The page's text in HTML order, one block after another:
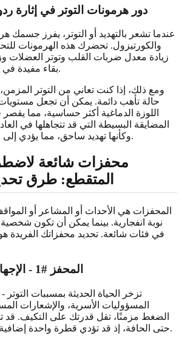
دور هرمونات التوتر في إثارة
عندما تشعر بالتهديد أو التوتر، يفرز جسمك
والكورتيزول. تحضرك هذه الهرمونات
زيادة معدل ضربات القلب وتوتر العضلات
بقاء مفيدة في المواقف الخطيرة حقًا.
ومع ذلك، إذا كنت تعاني من التوتر
حالة تأهب دائمة. يمكن أن تجعل مستويات
اللوزة الدماغية أكثر حساسية، مما يقصر
المضايقة البسيطة التي قد تتجاهلها في
وكأنها تهديد ساحق، مما يؤدي إلى رد فعل انفجاري كامل.
المتقطع: طرق
المحفزات هي الأحداث أو المشاعر أو
نوبة انفجارية. بينما يمكن أن تكون شخصية
في فئات شائعة. تحديد محفزاتك الفريدة
المحفز #1 - الإجهاد المزمن والإرهاق
تزخر الحياة الحديثة بمسببات التوتر -
المسؤوليات الأسرية، والإشعارات
الضغط مزمنًا، تقل قدرتك على التكيف. قد
حتى الحافة، إذ قد تؤدي قطرة واحدة إضافية من التوتر إلى فيضان.